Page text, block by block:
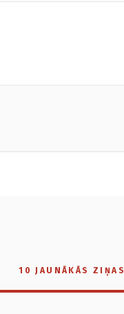
10 JAUNĀKĀS ZIŅAS